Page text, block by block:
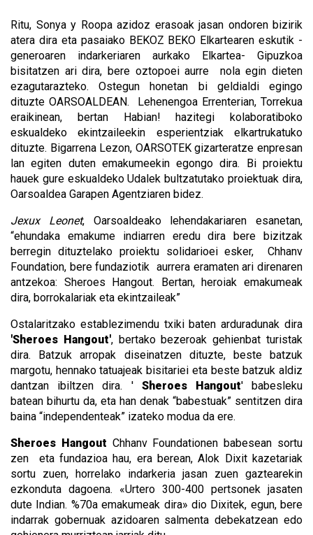
Ritu, Sonya y Roopa azidoz erasoak jasan ondoren bizirik
atera dira eta pasaiako BEKOZ BEKO Elkartearen eskutik -
generoaren indarkeriaren aurkako Elkartea- Gipuzkoa
bisitatzen ari dira, bere oztopoei aurre nola egin dieten
ezagutarazteko. Ostegun honetan bi geldialdi egingo
dituzte OARSOALDEAN. Lehenengoa Errenterian, Torrekua
eraikinean, bertan Habian! hazitegi kolaboratiboko
eskualdeko ekintzaileekin esperientziak elkartrukatuko
dituzte. Bigarrena Lezon, OARSOTEK gizarteratze enpresan
lan egiten duten emakumeekin egongo dira. Bi proiektu
hauek gure eskualdeko Udalek bultzatutako proiektuak dira,
Oarsoaldea Garapen Agentziaren bidez.
Jexux Leonet, Oarsoaldeako lehendakariaren esanetan,
“ehundaka emakume indiarren eredu dira bere bizitzak
berregin dituztelako proiektu solidarioei esker, Chhanv
Foundation, bere fundaziotik aurrera eramaten ari direnaren
antzekoa: Sheroes Hangout. Bertan, heroiak emakumeak
dira, borrokalariak eta ekintzaileak”
Ostalaritzako establezimendu txiki baten arduradunak dira
'Sheroes Hangout', bertako bezeroak gehienbat turistak
dira. Batzuk arropak diseinatzen dituzte, beste batzuk
margotu, hennako tatuajeak bisitariei eta beste batzuk aldiz
dantzan ibiltzen dira. 'Sheroes Hangout' babesleku
batean bihurtu da, eta han denak “babestuak” sentitzen dira
baina “independenteak” izateko modua da ere.
Sheroes Hangout Chhanv Foundationen babesean sortu
zen eta fundazioa hau, era berean, Alok Dixit kazetariak
sortu zuen, horrelako indarkeria jasan zuen gaztearekin
ezkonduta dagoena. «Urtero 300-400 pertsonek jasaten
dute Indian. %70a emakumeak dira» dio Dixitek, egun, bere
indarrak gobernuak azidoaren salmenta debekatzean edo